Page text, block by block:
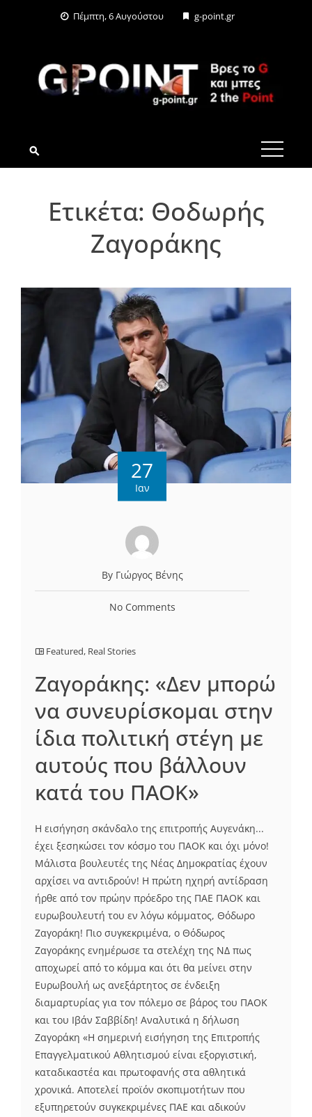
Πέμπτη, 6 Αυγούστου g-point.gr
G-POINT.GR
Ετικέτα: Θοδωρής
Ζαγοράκης
27
Ιαν
By Γιώργος Βένης
No Comments
Featured, Real Stories
Ζαγοράκης: «Δεν μπορώ
να συνευρίσκομαι στην
ίδια πολιτική στέγη με
αυτούς που βάλλουν
κατά του ΠΑΟΚ»
Η εισήγηση σκάνδαλο της επιτροπής Αυγενάκη...
έχει ξεσηκώσει τον κόσμο του ΠΑΟΚ και όχι μόνο!
Μάλιστα βουλευτές της Νέας Δημοκρατίας έχουν
αρχίσει να αντιδρούν! Η πρώτη ηχηρή αντίδραση
ήρθε από τον πρώην πρόεδρο της ΠΑΕ ΠΑΟΚ και
ευρωβουλευτή του εν λόγω κόμματος, Θόδωρο
Ζαγοράκη! Πιο συγκεκριμένα, ο Θόδωρος
Ζαγοράκης ενημέρωσε τα στελέχη της ΝΔ πως
αποχωρεί από το κόμμα και ότι θα μείνει στην
Ευρωβουλή ως ανεξάρτητος σε ένδειξη
διαμαρτυρίας για τον πόλεμο σε βάρος του ΠΑΟΚ
και του Ιβάν Σαββίδη! Αναλυτικά η δήλωση
Ζαγοράκη «Η σημερινή εισήγηση της Επιτροπής
Επαγγελματικού Αθλητισμού είναι εξοργιστική,
καταδικαστέα και πρωτοφανής στα αθλητικά
χρονικά. Αποτελεί προϊόν σκοπιμοτήτων που
εξυπηρετούν συγκεκριμένες ΠΑΕ και αδικούν